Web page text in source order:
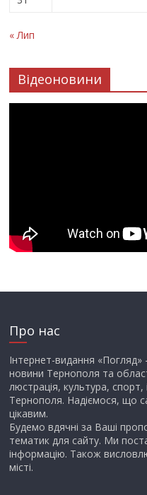
« Лип
Відеоновини
Про нас
Інтернет-видання «Погляд»
новини Тернополя та
люстрація, культура,
Тернополя. Надіємося, що
цікавим.
Будемо вдячні за Ваші
тематик для сайту. Ми
інформацію. Також
місті.